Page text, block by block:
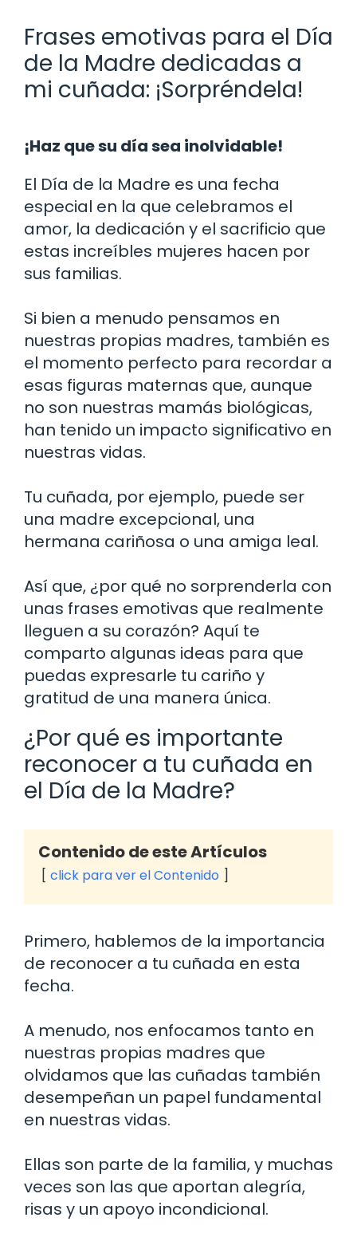
Frases emotivas para el Día
de la Madre dedicadas a
mi cuñada: ¡Sorpréndela!
¡Haz que su día sea inolvidable!
El Día de la Madre es una fecha
especial en la que celebramos el
amor, la dedicación y el sacrificio que
estas increíbles mujeres hacen por
sus familias.
Si bien a menudo pensamos en
nuestras propias madres, también es
el momento perfecto para recordar a
esas figuras maternas que, aunque
no son nuestras mamás biológicas,
han tenido un impacto significativo en
nuestras vidas.
Tu cuñada, por ejemplo, puede ser
una madre excepcional, una
hermana cariñosa o una amiga leal.
Así que, ¿por qué no sorprenderla con
unas frases emotivas que realmente
lleguen a su corazón? Aquí te
comparto algunas ideas para que
puedas expresarle tu cariño y
gratitud de una manera única.
¿Por qué es importante
reconocer a tu cuñada en
el Día de la Madre?
Contenido de este Artículos
click para ver el Contenido
Primero, hablemos de la importancia
de reconocer a tu cuñada en esta
fecha.
A menudo, nos enfocamos tanto en
nuestras propias madres que
olvidamos que las cuñadas también
desempeñan un papel fundamental
en nuestras vidas.
Ellas son parte de la familia, y muchas
veces son las que aportan alegría,
risas y un apoyo incondicional.